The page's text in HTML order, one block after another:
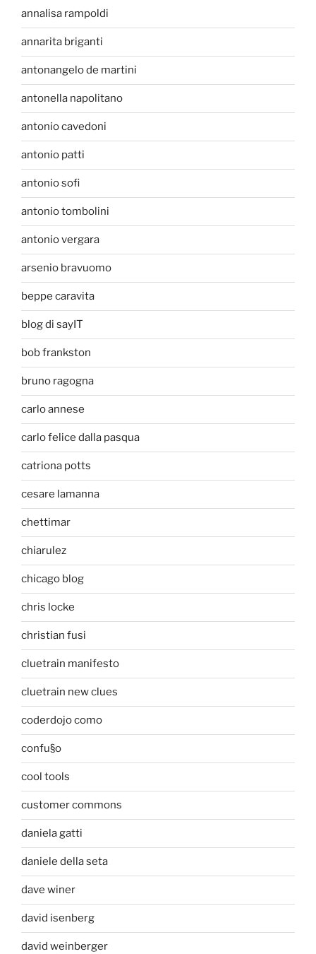
annalisa rampoldi
annarita briganti
antonangelo de martini
antonella napolitano
antonio cavedoni
antonio patti
antonio sofi
antonio tombolini
antonio vergara
arsenio bravuomo
beppe caravita
blog di sayIT
bob frankston
bruno ragogna
carlo annese
carlo felice dalla pasqua
catriona potts
cesare lamanna
chettimar
chiarulez
chicago blog
chris locke
christian fusi
cluetrain manifesto
cluetrain new clues
coderdojo como
confu§o
cool tools
customer commons
daniela gatti
daniele della seta
dave winer
david isenberg
david weinberger